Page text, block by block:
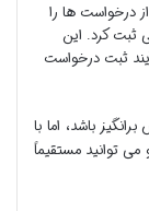
درخواست ها را
ثبت کرد. این
ثبت درخواست
باشد، اما با
توانید مستقیماً